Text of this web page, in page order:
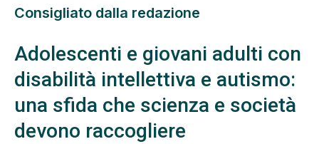
Consigliato dalla redazione
Adolescenti e giovani adulti con
disabilità intellettiva e autismo:
una sfida che scienza e società
devono raccogliere